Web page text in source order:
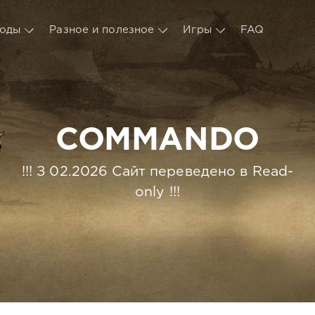
Разное и полезное Игры FAQ
COMMANDO
!!! З 02.2026 Сайт переведено в Read-
only !!!